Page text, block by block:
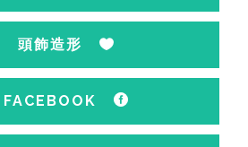
頭飾造形
FACEBOOK